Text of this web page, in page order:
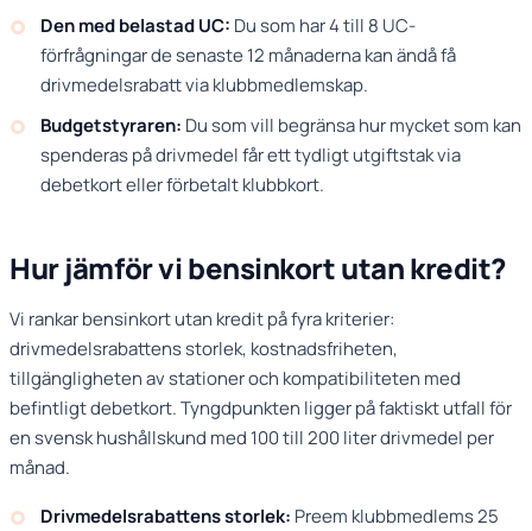
Den med belastad UC: Du som har 4 till 8 UC-
förfrågningar de senaste 12 månaderna kan ändå få
drivmedelsrabatt via klubbmedlemskap.
Budgetstyraren: Du som vill begränsa hur mycket som kan
spenderas på drivmedel får ett tydligt utgiftstak via
debetkort eller förbetalt klubbkort.
Hur jämför vi bensinkort utan kredit?
Vi rankar bensinkort utan kredit på fyra kriterier:
drivmedelsrabattens storlek, kostnadsfriheten,
tillgängligheten av stationer och kompatibiliteten med
befintligt debetkort. Tyngdpunkten ligger på faktiskt utfall för
en svensk hushållskund med 100 till 200 liter drivmedel per
månad.
Drivmedelsrabattens storlek: Preem klubbmedlems 25